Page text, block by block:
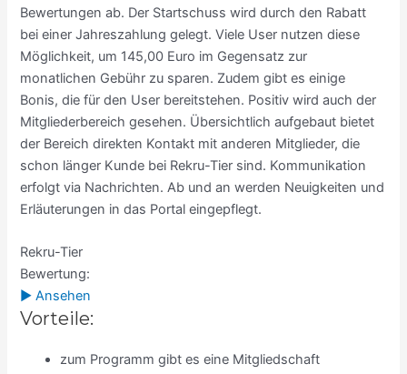
Bewertungen ab. Der Startschuss wird durch den Rabatt
bei einer Jahreszahlung gelegt. Viele User nutzen diese
Möglichkeit, um 145,00 Euro im Gegensatz zur
monatlichen Gebühr zu sparen. Zudem gibt es einige
Bonis, die für den User bereitstehen. Positiv wird auch der
Mitgliederbereich gesehen. Übersichtlich aufgebaut bietet
der Bereich direkten Kontakt mit anderen Mitglieder, die
schon länger Kunde bei Rekru-Tier sind. Kommunikation
erfolgt via Nachrichten. Ab und an werden Neuigkeiten und
Erläuterungen in das Portal eingepflegt.
Rekru-Tier
Bewertung:
► Ansehen
Vorteile:
zum Programm gibt es eine Mitgliedschaft